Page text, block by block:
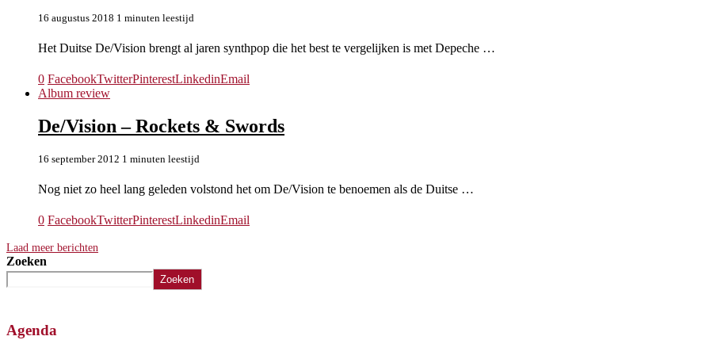
16 augustus 2018 1 minuten leestijd
Het Duitse De/Vision brengt al jaren synthpop die het best te vergelijken is met Depeche …
0 FacebookTwitterPinterestLinkedinEmail
Album review
De/Vision – Rockets & Swords
16 september 2012 1 minuten leestijd
Nog niet zo heel lang geleden volstond het om De/Vision te benoemen als de Duitse …
0 FacebookTwitterPinterestLinkedinEmail
Laad meer berichten
Zoeken
Zoeken
Agenda